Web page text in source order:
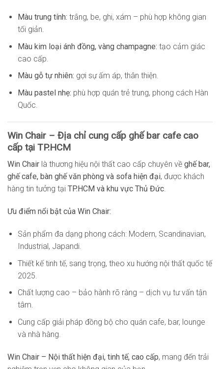
Màu trung tính: trắng, be, ghi, xám – phù hợp không gian
tối giản.
Màu kim loại ánh đồng, vàng champagne: tạo cảm giác
cao cấp.
Màu gỗ tự nhiên: gợi sự ấm áp, thân thiện.
Màu pastel nhẹ: phù hợp quán trẻ trung, phong cách Hàn
Quốc.
Win Chair – Địa chỉ cung cấp ghế bar cafe cao
cấp tại TP.HCM
Win Chair là thương hiệu nội thất cao cấp chuyên về ghế bar,
ghế cafe, bàn ghế văn phòng và sofa hiện đại, được khách
hàng tin tưởng tại TP.HCM và khu vực Thủ Đức.
Ưu điểm nổi bật của Win Chair:
Sản phẩm đa dạng phong cách: Modern, Scandinavian,
Industrial, Japandi.
Thiết kế tinh tế, sang trọng, theo xu hướng nội thất quốc tế
2025.
Chất lượng cao – bảo hành rõ ràng – dịch vụ tư vấn tận
tâm.
Cung cấp giải pháp đồng bộ cho quán cafe, bar, lounge
và nhà hàng.
Win Chair – Nội thất hiện đại, tinh tế, cao cấp, mang đến trải